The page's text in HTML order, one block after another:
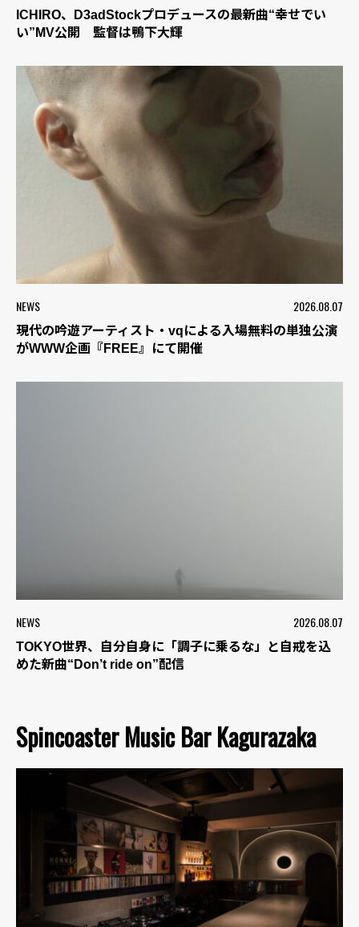
ICHIRO、D3adStockプロデュースの最新曲“幸せでい
い”MV公開 監督は鴨下大輝
NEWS 2026.08.07
現代の吟遊アーティスト・vqによる入場無料の単独公演
がWWW企画『FREE』にて開催
NEWS 2026.08.07
TOKYO世界、自分自身に「調子に乗るな」と自戒を込
めた新曲“Don’t ride on”配信
Spincoaster Music Bar Kagurazaka